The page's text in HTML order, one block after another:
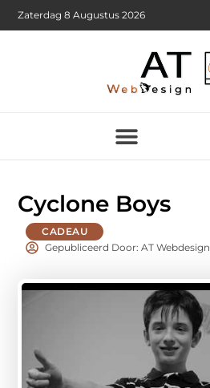
Zaterdag 8 Augustus 2026
Cyclone Boys
CADEAU
Gepubliceerd Door: AT Webdesign